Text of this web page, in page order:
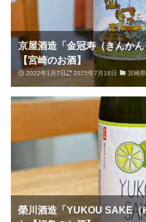
京屋酒造「金冠寿（きんか
【宮崎のお酒】
2022年1月7日 2025年7月18日 宮崎県
榮川酒造「YUKOU SAKE（